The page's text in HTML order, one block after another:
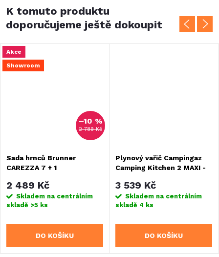
K tomuto produktu
doporučujeme ještě dokoupit
Akce
Showroom
2 789 Kč
–10 %
Sada hrnců Brunner
CAREZZA 7 + 1
2 489 Kč
Skladem na centrálním
skladě >5 ks
DO KOŠÍKU
Plynový vařič Campingaz
Camping Kitchen 2 MAXI -
3 539 Kč
Skladem na centrálním
skladě 4 ks
DO KOŠÍKU